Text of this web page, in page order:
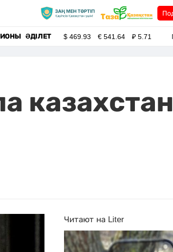
ӘДІЛЕТ $469.93 €541.64 ₽5.71
Читают на Liter